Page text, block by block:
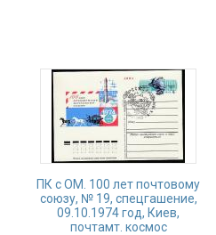
ПК с ОМ. 100 лет почтовому
союзу, № 19, спецгашение,
09.10.1974 год, Киев,
почтамт. космос